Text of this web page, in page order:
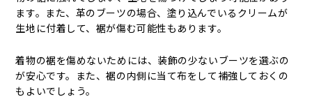
ます。また、革のブーツの場合、塗り込んでいるクリームが
生地に付着して、裾が傷む可能性もあります。
着物の裾を傷めないためには、装飾の少ないブーツを選ぶの
が安心です。また、裾の内側に当て布をして補強しておくの
もよいでしょう。